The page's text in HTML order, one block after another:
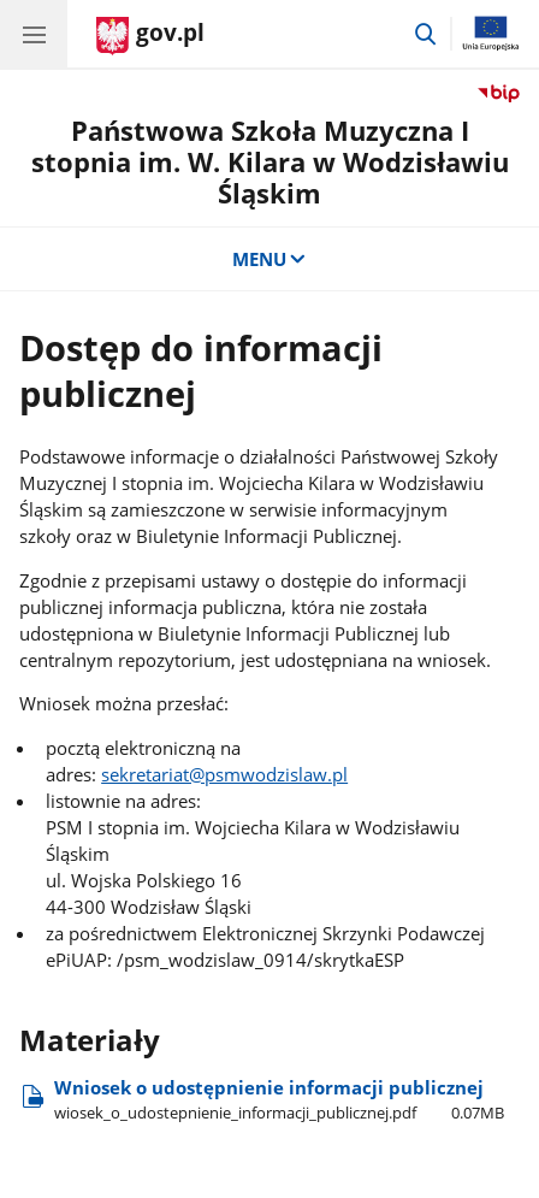
gov.pl
przejdź
Państwowa Szkoła Muzyczna I
stopnia im. W. Kilara w Wodzisławiu
Śląskim
MENU
Dostęp do informacji
publicznej
Podstawowe informacje o działalności Państwowej Szkoły
Muzycznej I stopnia im. Wojciecha Kilara w Wodzisławiu
Śląskim są zamieszczone w serwisie informacyjnym
szkoły oraz w Biuletynie Informacji Publicznej.
Zgodnie z przepisami ustawy o dostępie do informacji
publicznej informacja publiczna, która nie została
udostępniona w Biuletynie Informacji Publicznej lub
centralnym repozytorium, jest udostępniana na wniosek.
Wniosek można przesłać:
pocztą elektroniczną na
adres:sekretariat@psmwodzislaw.pl
listownie na adres:
PSM I stopnia im. Wojciecha Kilara w Wodzisławiu
Śląskim
ul. Wojska Polskiego 16
44-300 Wodzisław Śląski
za pośrednictwem Elektronicznej Skrzynki Podawczej
ePiUAP: /psm_wodzislaw_0914/skrytkaESP
Materiały
Wniosek o udostępnienie informacji publicznej
wiosek​_o​_udostepnienie​_informacji​_publicznej.pdf 0.07MB